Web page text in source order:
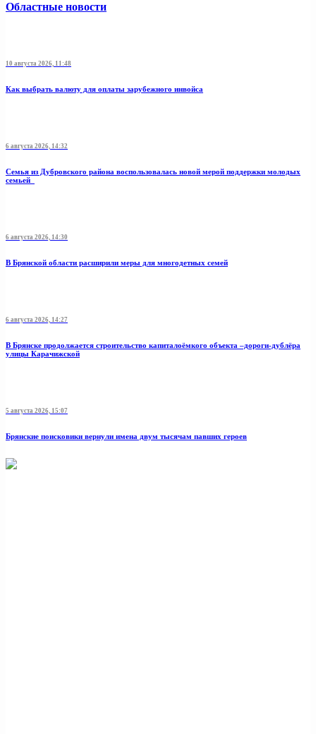
Областные новости
10 августа 2026, 11:48
Как выбрать валюту для оплаты зарубежного инвойса
6 августа 2026, 14:32
Семья из Дубровского района воспользовалась новой мерой поддержки молодых
семьей
6 августа 2026, 14:30
В Брянской области расширили меры для многодетных семей
6 августа 2026, 14:27
В Брянске продолжается строительство капиталоёмкого объекта –дороги-дублёра
улицы Карачижской
5 августа 2026, 15:07
Брянские поисковики вернули имена двум тысячам павших героев